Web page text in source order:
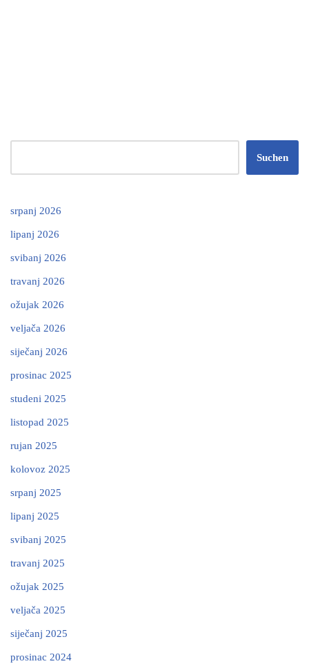
Suchen
srpanj 2026
lipanj 2026
svibanj 2026
travanj 2026
ožujak 2026
veljača 2026
siječanj 2026
prosinac 2025
studeni 2025
listopad 2025
rujan 2025
kolovoz 2025
srpanj 2025
lipanj 2025
svibanj 2025
travanj 2025
ožujak 2025
veljača 2025
siječanj 2025
prosinac 2024